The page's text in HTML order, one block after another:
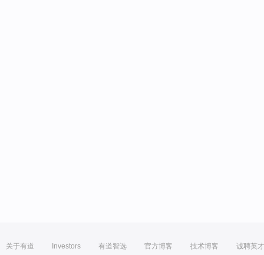
关于有道 Investors 有道智选 官方博客 技术博客 诚聘英才